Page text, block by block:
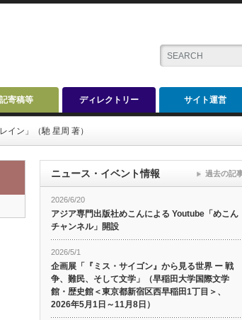
寄稿等 ディレクトリー サイト運営
イン」（馳 星周 著）
ニュース・イベント情報
2026/6/20
アジア専門出版社めこんによる Youtube「めこん
チャンネル」開設
2026/5/1
企画展「『ミス・サイゴン』から見る世界 ー 戦
争、難民、そして文学」（早稲田大学国際文学
館・歴史館＜東京都新宿区西早稲田1丁目＞、
2026年5月1日～11月8日）
過去の記